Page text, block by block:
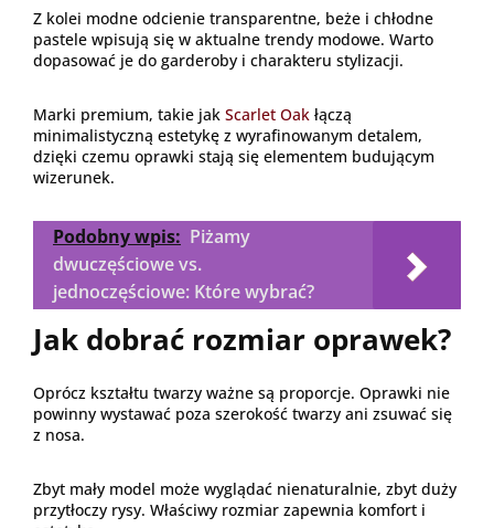
Z kolei modne odcienie transparentne, beże i chłodne
pastele wpisują się w aktualne trendy modowe. Warto
dopasować je do garderoby i charakteru stylizacji.
Marki premium, takie jak Scarlet Oak łączą
minimalistyczną estetykę z wyrafinowanym detalem,
dzięki czemu oprawki stają się elementem budującym
wizerunek.
Podobny wpis: Piżamy
dwuczęściowe vs.
jednoczęściowe: Które wybrać?
Jak dobrać rozmiar oprawek?
Oprócz kształtu twarzy ważne są proporcje. Oprawki nie
powinny wystawać poza szerokość twarzy ani zsuwać się
z nosa.
Zbyt mały model może wyglądać nienaturalnie, zbyt duży
przytłoczy rysy. Właściwy rozmiar zapewnia komfort i